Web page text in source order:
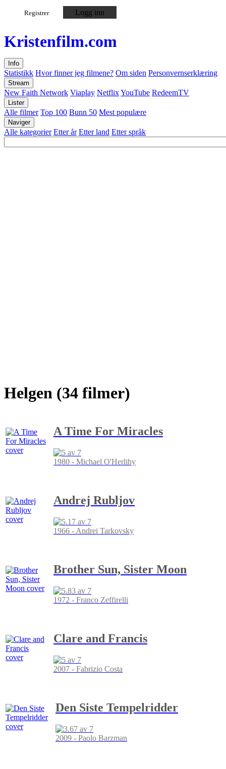
Registrer Logg inn
Kristenfilm.com
Info
Statistikk Hvor finner jeg filmene? Om siden Personvernserklæring
Stream
New Faith Network Viaplay NetflixYouTube RedeemTV
Lister
Alle filmer Top 100 Bunn 50 Mest populære
Naviger
Alle kategorier Etter år Etter land Etter språk
Helgen (34 filmer)
A Time For Miracles
1980 - Michael O'Herlihy
Andrej Rubljov
1966 - Andrei Tarkovsky
Brother Sun, Sister Moon
1972 - Franco Zeffirelli
Clare and Francis
2007 - Fabrizio Costa
Den Siste Tempelridder
2009 - Paolo Barzman